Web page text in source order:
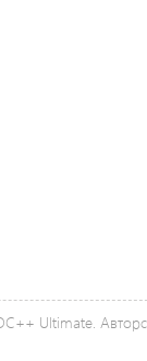
Ultimate.